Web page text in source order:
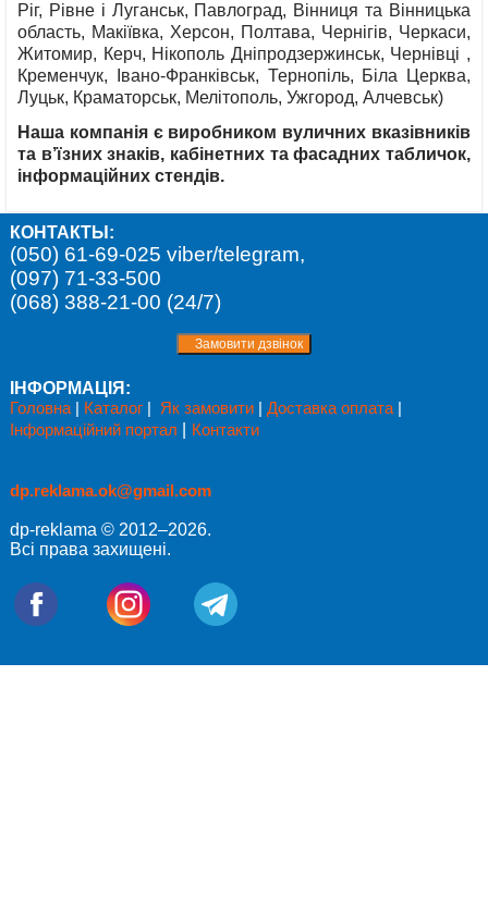
Ріг, Рівне і Луганськ, Павлоград, Вінниця та Вінницька
область, Макіївка, Херсон, Полтава, Чернігів, Черкаси,
Житомир, Керч, Нікополь Дніпродзержинськ, Чернівці ,
Кременчук, Івано-Франківськ, Тернопіль, Біла Церква,
Луцьк, Краматорськ, Мелітополь, Ужгород, Алчевськ)
Наша компанія є виробником вуличних вказівників
та в’їзних знаків, кабінетних та фасадних табличок,
інформаційних стендів.
КОНТАКТЫ:
(050) 61-69-025 viber/telegram,
(097) 71-33-500
(068) 388-21-00 (24/7)
ІНФОРМАЦІЯ:
Головна| Каталог| Як замовити| Доставка оплата|
Інформаційний портал
Контакти
dp.reklama.ok@gmail.com
dp-reklama © 2012–2026.
Всі права захищені.